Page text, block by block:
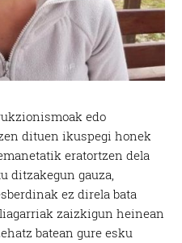
edo
dituen ikuspegi honek
eratortzen dela
ditzakegun gauza,
ez direla bata
zaizkigun heinean
batean gure esku